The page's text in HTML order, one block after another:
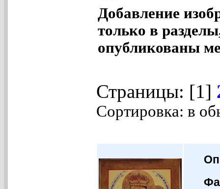
Добавление
только в
опубликованы
Страницы: [1]
Сортировка: в